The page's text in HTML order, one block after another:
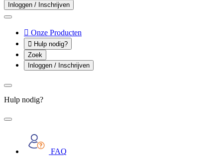
Inloggen / Inschrijven
 Onze Producten
 Hulp nodig?
Zoek
Inloggen / Inschrijven
Hulp nodig?
FAQ